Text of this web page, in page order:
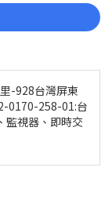
-928台灣屏東
0170-258-01:台
監視器、即時交